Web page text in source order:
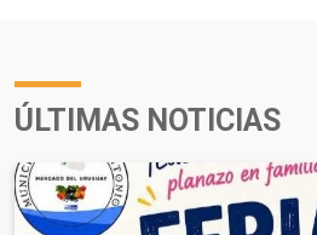
ÚLTIMAS NOTICIAS